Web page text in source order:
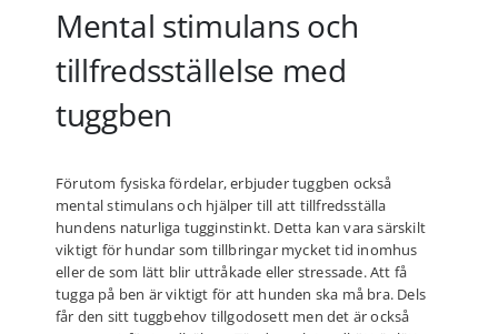
Mental stimulans och
tillfredsställelse med
tuggben
Förutom fysiska fördelar, erbjuder tuggben också
mental stimulans och hjälper till att tillfredsställa
hundens naturliga tugginstinkt. Detta kan vara särskilt
viktigt för hundar som tillbringar mycket tid inomhus
eller de som lätt blir uttråkade eller stressade. Att få
tugga på ben är viktigt för att hunden ska må bra. Dels
får den sitt tuggbehov tillgodosett men det är också